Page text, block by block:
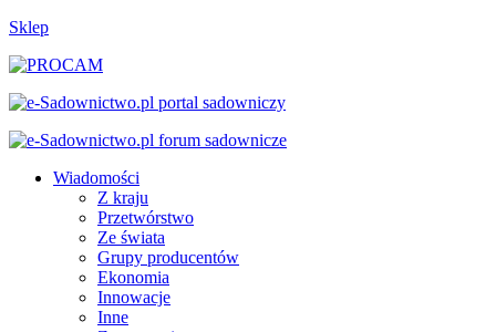
Sklep
Wiadomości
Z kraju
Przetwórstwo
Ze świata
Grupy producentów
Ekonomia
Innowacje
Inne